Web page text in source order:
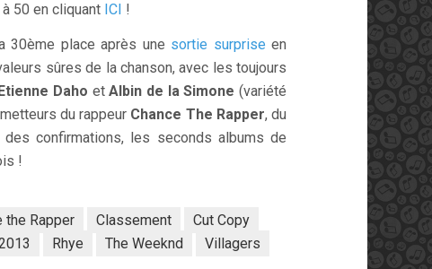
50 en cliquant ICI !
30ème place après une sortie surprise en
sûres de la chanson, avec les toujours
Daho etAlbin de la Simone (variété
du rappeur Chance The Rapper, du
confirmations, les seconds albums de
!
the Rapper Classement
Cut Copy
Rhye The Weeknd
Villagers